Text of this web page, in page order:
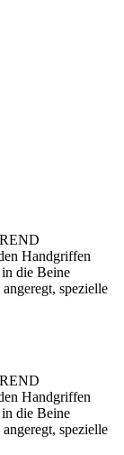
Handgriffen
die Beine
spezielle
Handgriffen
die Beine
spezielle